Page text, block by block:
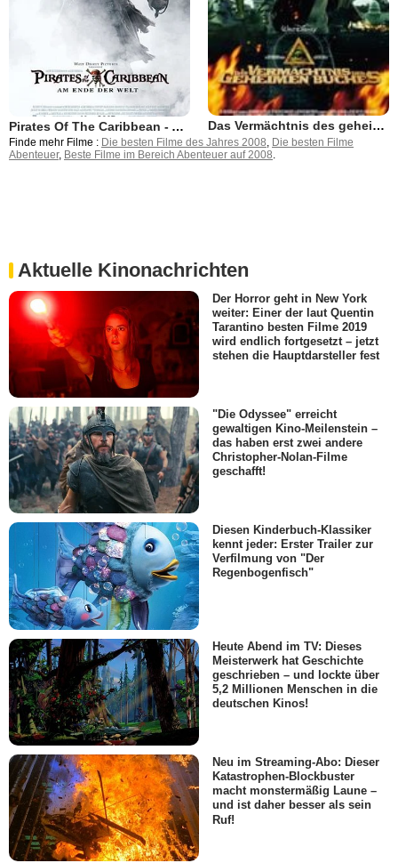
Pirates Of The Caribbean - Am Ende der Welt Das Vermächtnis des geheimen Buches
Finde mehr Filme : Die besten Filme des Jahres 2008 Die besten Filme
Abenteuer, Beste Filme im Bereich Abenteuer auf 2008
Aktuelle Kinonachrichten
Der Horror geht in New York
weiter: Einer der laut Quentin
Tarantino besten Filme 2019
wird endlich fortgesetzt – jetzt
stehen die Hauptdarsteller fest
"Die Odyssee" erreicht
gewaltigen Kino-Meilenstein –
das haben erst zwei andere
Christopher-Nolan-Filme
geschafft!
Diesen Kinderbuch-Klassiker
kennt jeder: Erster Trailer zur
Verfilmung von "Der
Regenbogenfisch"
Heute Abend im TV: Dieses
Meisterwerk hat Geschichte
geschrieben – und lockte über
5,2 Millionen Menschen in die
deutschen Kinos!
Neu im Streaming-Abo: Dieser
Katastrophen-Blockbuster
macht monstermäßig Laune –
und ist daher besser als sein
Ruf!